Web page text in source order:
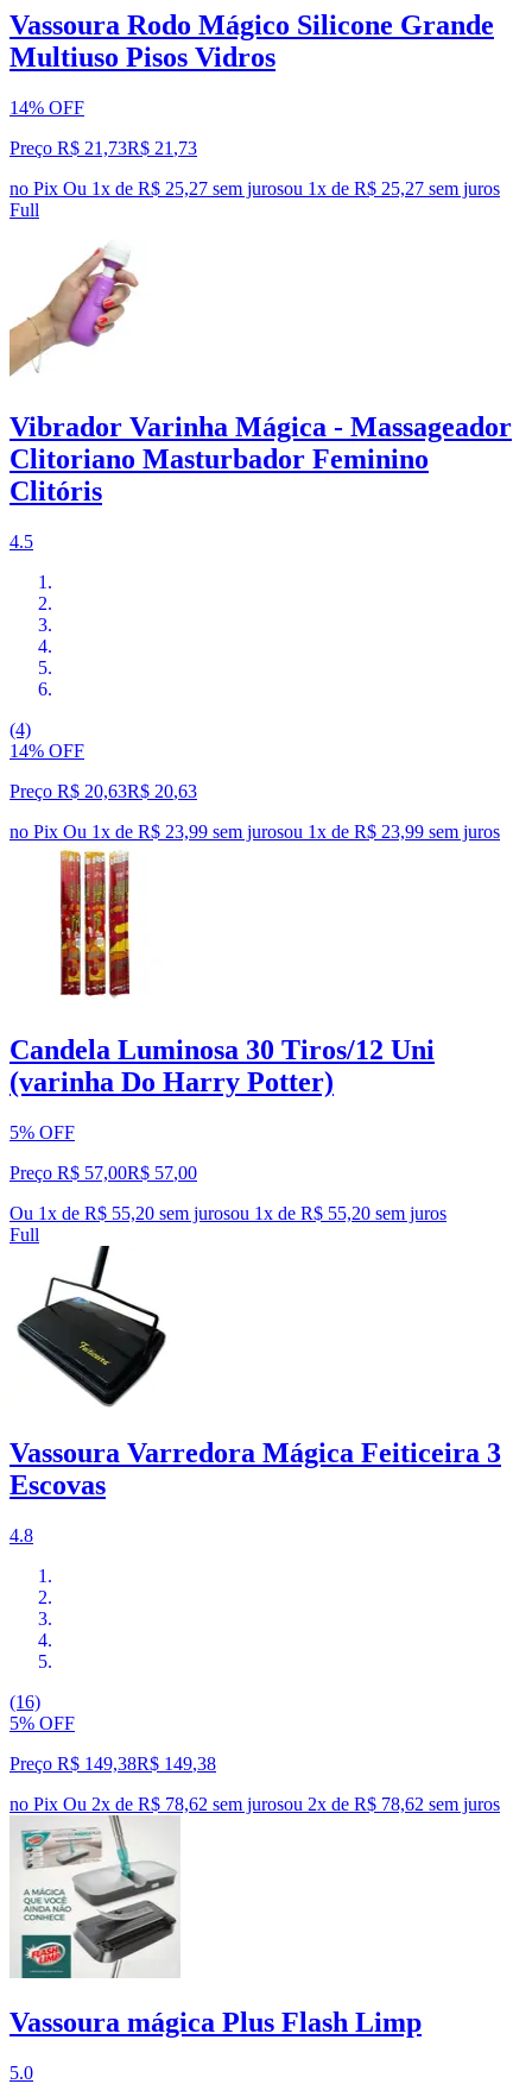
Vassoura Rodo Mágico Silicone Grande
Multiuso Pisos Vidros
14% OFF
Preço R$ 21,73R$ 21 ,73
no Pix Ou 1x de R$ 25,27 sem jurosou 1x de R$ 25,27 sem juros
Full
Vibrador Varinha Mágica - Massageador
Clitoriano Masturbador Feminino
Clitóris
4.5
(4)
14% OFF
Preço R$ 20,63R$ 20,63
no Pix Ou 1x de R$ 23,99 sem jurosou 1x de R$ 23,99 sem juros
Candela Luminosa 30 Tiros/12 Uni
(varinha Do Harry Potter)
5% OFF
Preço R$ 57,00R$ 57,00
Ou 1x de R$ 55,20 sem jurosou 1x de R$ 55,20 sem juros
Full
Vassoura Varredora Mágica Feiticeira 3
Escovas
4.8
(16)
5% OFF
Preço R$ 149,38R$ 149,38
no Pix Ou 2x de R$ 78,62 sem jurosou 2x de R$ 78,62 sem juros
Vassoura mágica Plus Flash Limp
5.0